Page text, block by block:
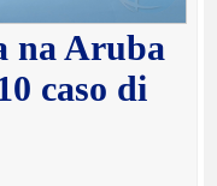
na Aruba
caso di